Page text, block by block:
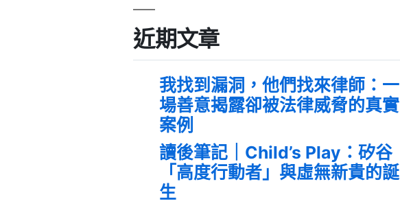
近期文章
我找到漏洞，他們找來律師：一
場善意揭露卻被法律威脅的真實
案例
讀後筆記｜Child’s Play：矽谷
「高度行動者」與虛無新貴的誕
生